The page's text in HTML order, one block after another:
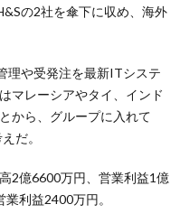
の2社を傘下に収め、海外
理や受発注を最新ITシステ
マレーシアやタイ、インド
から、グループに入れて
だ。
2億6600万円、営業利益1億
利益2400万円。